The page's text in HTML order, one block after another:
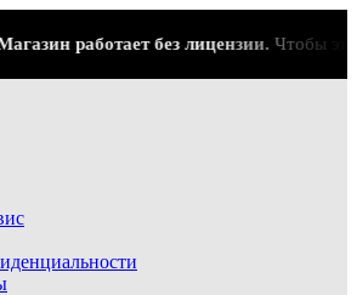
работает без лицензии.Чтобы эта